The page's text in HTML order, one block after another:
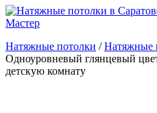
Натяжные потолки /Натяжные
Одноуровневый глянцевый
детскую комнату